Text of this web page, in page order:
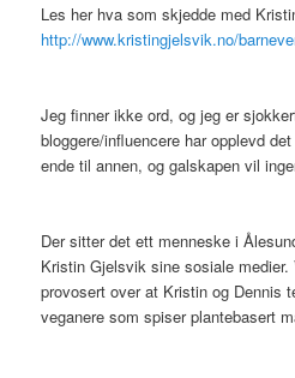
Les her hva som skjedde med
http://www.kristingjelsvik.no/
Jeg finner ikke ord, og jeg er
bloggere/influencere har opplevd
ende til annen, og galskapen vil
Der sitter det ett menneske i
Kristin Gjelsvik sine sosiale
provosert over at Kristin og Dennis
veganere som spiser plantebasert